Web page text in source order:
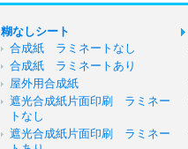
糊なしシート
合成紙 ラミネートなし
合成紙 ラミネートあり
屋外用合成紙
遮光合成紙片面印刷 ラミネー
トなし
遮光合成紙片面印刷 ラミネー